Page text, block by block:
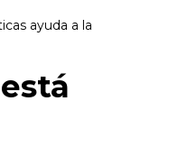
ayuda a la